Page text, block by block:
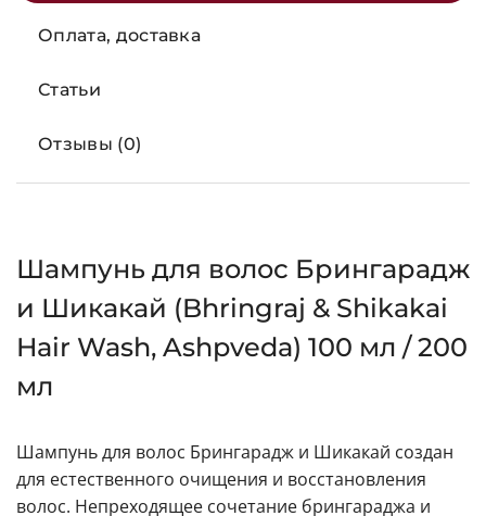
Оплата, доставка
Статьи
Отзывы (0)
Шампунь для волос Брингарадж
и Шикакай (Bhringraj & Shikakai
Hair Wash, Ashpveda) 100 мл / 200
мл
Шампунь для волос Брингарадж и Шикакай создан
для естественного очищения и восстановления
волос. Непреходящее сочетание брингараджа и